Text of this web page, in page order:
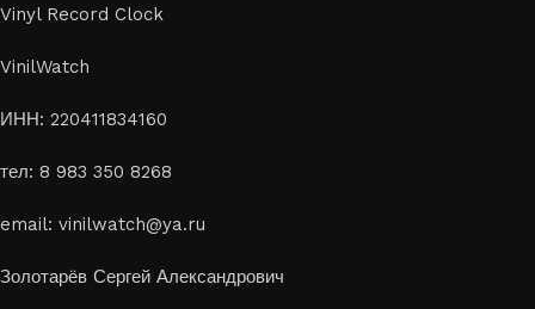
Картины на стекле и дереве
Лазерная гравировка на стекле или дереве, оригинальный
или украсить свой дом
украсить пространство, лазерная гравировка фото по дереву
Vinyl Record Clock
VinilWatch
ИНН: 220411834160
тел: 8 983 350 8268
email: vinilwatch@ya.ru
Золотарёв Сергей Александрович